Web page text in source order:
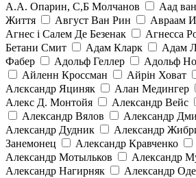
А.А. Опарин, С,Б Молчанов
Аад
Життя
Август Ван Рин
Авраам
Агнес і Салем Де Безенак
Агнесса
Бетани Смит
Адам Кларк Адам
Фабер
Адольф Геллер Адольф
Айленн Кроссман
Айрін Ховат
Алєксандр Яциняк
Алан Медингер
Алекс Д. Монтойя
Александр Вейс
Александр Вялов
Александр
Александр Дудник
Александр
Занемонец
Александр Кравченко
Александр Мотыльков
Александр
Александр Нагирняк
Александр